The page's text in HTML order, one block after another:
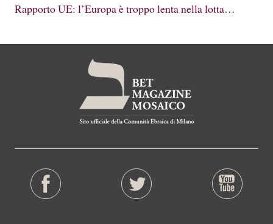
Rapporto UE: l’Europa è troppo lenta nella lotta…